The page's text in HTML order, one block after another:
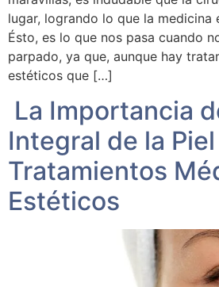
lugar, logrando lo que la medicina
Ésto, es lo que nos pasa cuando
parpado, ya que, aunque hay
estéticos que […]
La Importancia
Integral de la
Tratamientos
Estéticos